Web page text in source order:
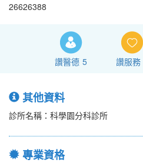
26626388
讚醫德 5 讚服務
其他資料
診所名稱：科學園分科診所
專業資格